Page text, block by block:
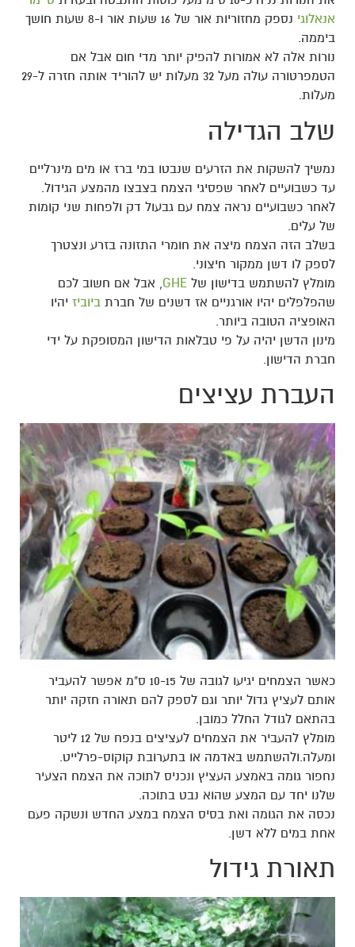
אנאלוגי
נספק מחזוריות אור של 16 שעות אור ו-8 שעות חושך
ביממה.
נורות אלה לא אמורות להפיק יותר מדי חום אבל אם
הטמפרטורה עולה מעל 32 מעלות יש להוריד אותה חזרה ל-29
מעלות.
שלב הגדילה
נמשיך להשקות את הזרעים שנבטו במי ברז או מים מינרליים
עד כשבועיים לאחר שפסיגי הצמח בצבצו מהמצע הגידול.
לאחר כשבועיים נראה צמח עם גבעול דק ולפחות שני קומות
של עלים.
בשלב הזה הצמח מיצה את חומרי התזונה בזרע ונצטרך
לספק לו דשן ממקור חיצוני.
מומלץ להשתמש בדישון של GHE, אבל אם חשוב לכם
שהפלפלים יהיו אורגניים אז דשנים של חברת ביוביז יהיו
האופציה הטובה ביותר.
מינון הדשן יהיה על פי טבלאות הדישון המסופקת על ידי
חברת הדישון.
העברת עציצים
כאשר הצמחים יגיעו לגובה של 10-15 ס"מ אפשר להעביר
אותם לעציץ גדול יותר וגם לספק להם תאורה חזקה יותר
בהתאם לגודל החלל כמובן.
מומלץ להעביר את הצמחים לעציצים בנפח של 12 ליטר
ומעלה.ולהשתמש באדמה או בתערובת קוקוס-פרלייט.
נחפור גומה באמצע העציץ ונכניס לתוכה את הצמח הצעיר
שלנו יחד עם המצע שהוא נבט בתוכה.
נכסה את הגומה ואת בסיס הצמח במצע החדש ונשקה פעם
אחת במים ללא דשן.
תאורת גידול